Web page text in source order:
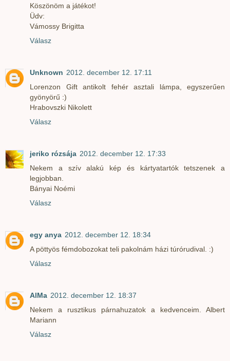
Köszönöm a játékot!
Üdv:
Vámossy Brigitta
Válasz
Unknown 2012. december 12. 17:11
Lorenzon Gift antikolt fehér asztali lámpa, egyszerűen
gyönyörű :)
Hrabovszki Nikolett
Válasz
jeriko rózsája 2012. december 12. 17:33
Nekem a szív alakú kép és kártyatartók tetszenek a
legjobban.
Bányai Noémi
Válasz
egy anya 2012. december 12. 18:34
A pöttyös fémdobozokat teli pakolnám házi túrórudival. :)
Válasz
AlMa 2012. december 12. 18:37
Nekem a rusztikus párnahuzatok a kedvenceim. Albert
Mariann
Válasz